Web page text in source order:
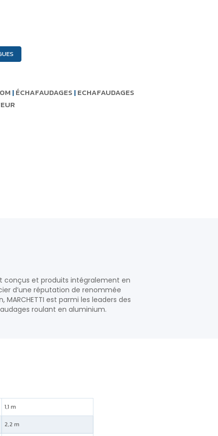
| ÉCHAFAUDAGES | ECHAFAUDAGES
1,1 m
2,2 m
conçus et produits intégralement en
d’une réputation de renommée
est parmi les leaders des
roulant en aluminium.